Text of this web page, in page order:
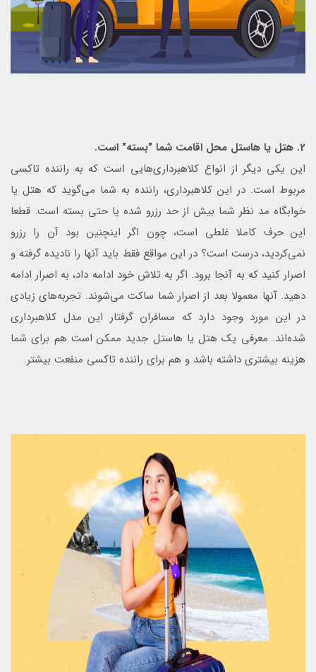
2. هتل یا هاستل محل اقامت شما "بسته" است.
این یکی دیگر از انواع کلاهبرداری‌هایی است که به راننده تاکسی
مربوط است. در این کلاهبرداری، راننده به شما می‌گوید که هتل یا
خوابگاه مد نظر شما بیش از حد رزرو شده یا حتی بسته است. قطعا
این حرف کاملا غلطی است، چون اگر اینچنین بود آن را رزرو
نمی‌کردید، درست است؟ در این مواقع فقط باید آنها را نادیده گرفته و
اصرار کنید که به آنجا برود. اگر به تلاش خود ادامه داد، به اصرار ادامه
دهید. آنها معمولا بعد از اصرار شما ساکت می‌شوند. تجربه‌های زیادی
در این مورد وجود دارد که مسافران گرفتار این مدل کلاهبرداری
شده‌اند. معرفی یک هتل یا هاستل جدید ممکن است هم برای شما
هزینه بیشتری داشته باشد و هم برای راننده تاکسی منفعت بیشتر.